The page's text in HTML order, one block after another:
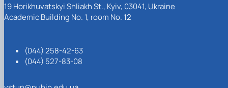
19 Horikhuvatskyi Shliakh St., Kyiv, 03041, Ukraine
Academic Building No. 1, room No. 12
(044) 258-42-63
(044) 527-83-08